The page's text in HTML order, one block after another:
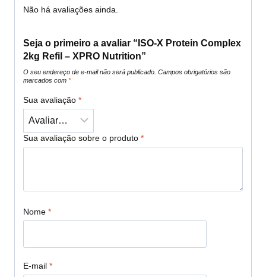
Não há avaliações ainda.
Seja o primeiro a avaliar “ISO-X Protein Complex
2kg Refil – XPRO Nutrition”
O seu endereço de e-mail não será publicado. Campos obrigatórios são
marcados com *
Sua avaliação *
Sua avaliação sobre o produto *
Nome *
E-mail *